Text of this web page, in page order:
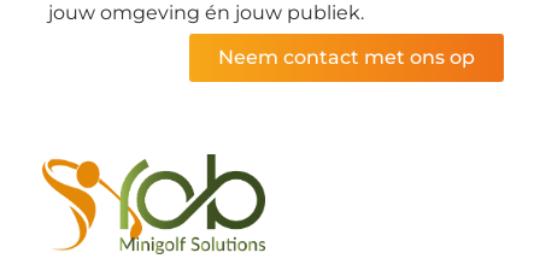
jouw omgeving én jouw publiek.
Neem contact met ons op